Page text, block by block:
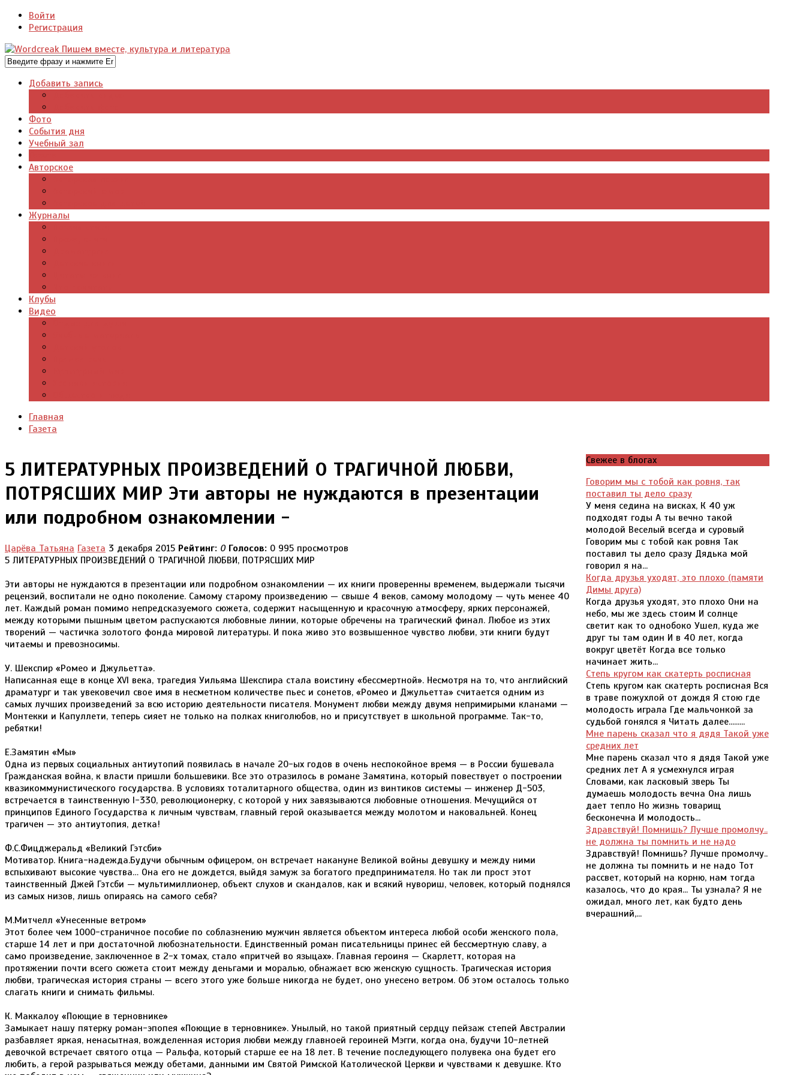
Войти
Регистрация
Добавить запись
Фото
События дня
Учебный зал
Авторское
Журналы
Клубы
Видео
Главная
Газета
5 ЛИТЕРАТУРНЫХ ПРОИЗВЕДЕНИЙ О ТРАГИЧНОЙ ЛЮБВИ,
ПОТРЯСШИХ МИР Эти авторы не нуждаются в презентации
или подробном ознакомлении -
Царёва Татьяна Газета 3 декабря 2015 Рейтинг: 0 Голосов: 0 995 просмотров
5 ЛИТЕРАТУРНЫХ ПРОИЗВЕДЕНИЙ О ТРАГИЧНОЙ ЛЮБВИ, ПОТРЯСШИХ МИР
Эти авторы не нуждаются в презентации или подробном ознакомлении — их книги проверенны временем, выдержали тысячи
рецензий, воспитали не одно поколение. Самому старому произведению — свыше 4 веков, самому молодому — чуть менее 40
лет. Каждый роман помимо непредсказуемого сюжета, содержит насыщенную и красочную атмосферу, ярких персонажей,
между которыми пышным цветом распускаются любовные линии, которые обречены на трагический финал. Любое из этих
творений — частичка золотого фонда мировой литературы. И пока живо это возвышенное чувство любви, эти книги будут
читаемы и превозносимы.
У. Шекспир «Ромео и Джульетта».
Написанная еще в конце XVI века, трагедия Уильяма Шекспира стала воистину «бессмертной». Несмотря на то, что английский
драматург и так увековечил свое имя в несметном количестве пьес и сонетов, «Ромео и Джульетта» считается одним из
самых лучших произведений за всю историю деятельности писателя. Монумент любви между двумя непримирыми кланами —
Монтекки и Капуллети, теперь сияет не только на полках книголюбов, но и присутствует в школьной программе. Так-то,
ребятки!
Е.Замятин «Мы»
Одна из первых социальных антиутопий появилась в начале 20-ых годов в очень неспокойное время — в России бушевала
Гражданская война, к власти пришли большевики. Все это отразилось в романе Замятина, который повествует о построении
квазикоммунистического государства. В условиях тоталитарного общества, один из винтиков системы — инженер Д-503,
встречается в таинственную I-330, революционерку, с которой у них завязываются любовные отношения. Мечущийся от
принципов Единого Государства к личным чувствам, главный герой оказывается между молотом и наковальней. Конец
трагичен — это антиутопия, детка!
Ф.С.Фицджеральд «Великий Гэтсби»
Мотиватор. Книга-надежда.Будучи обычным офицером, он встречает накануне Великой войны девушку и между ними
вспыхивают высокие чувства… Она его не дождется, выйдя замуж за богатого предпринимателя. Но так ли прост этот
таинственный Джей Гэтсби — мультимиллионер, объект слухов и скандалов, как и всякий нувориш, человек, который поднялся
из самых низов, лишь опираясь на самого себя?
М.Митчелл «Унесенные ветром»
Этот более чем 1000-страничное пособие по соблазнению мужчин является объектом интереса любой особи женского пола,
старше 14 лет и при достаточной любознательности. Единственный роман писательницы принес ей бессмертную славу, а
само произведение, заключенное в 2-х томах, стало «притчей во языцах». Главная героиня — Скарлетт, которая на
протяжении почти всего сюжета стоит между деньгами и моралью, обнажает всю женскую сущность. Трагическая история
любви, трагическая история страны — всего этого уже больше никогда не будет, оно унесено ветром. Об этом осталось только
слагать книги и снимать фильмы.
К. Маккалоу «Поющие в терновнике»
Замыкает нашу пятерку роман-эпопея «Поющие в терновнике». Унылый, но такой приятный сердцу пейзаж степей Австралии
разбавляет яркая, ненасытная, вожделенная история любви между главноей героиней Мэгги, когда она, будучи 10-летней
девочкой встречает святого отца — Ральфа, который старше ее на 18 лет. В течение последующего полувека она будет его
любить, а герой разрываться между обетами, данными им Святой Римской Католической Церкви и чувствами к девушке. Кто
Свежее в блогах
Говорим мы с тобой как ровня, так
поставил ты дело сразу
У меня седина на висках, К 40 уж
подходят годы А ты вечно такой
молодой Веселый всегда и суровый
Говорим мы с тобой как ровня Так
поставил ты дело сразу Дядька мой
говорил я на...
Когда друзья уходят, это плохо (памяти
Димы друга)
Когда друзья уходят, это плохо Они на
небо, мы же здесь стоим И солнце
светит как то однобоко Ушел, куда же
друг ты там один И в 40 лет, когда
вокруг цветёт Когда все только
начинает жить...
Степь кругом как скатерть росписная
Степь кругом как скатерть росписная Вся
в траве пожухлой от дождя Я стою где
молодость играла Где мальчонкой за
судьбой гонялся я Читать далее.........
Мне парень сказал что я дядя Такой уже
средних лет
Мне парень сказал что я дядя Такой уже
средних лет А я усмехнулся играя
Словами, как ласковый зверь Ты
думаешь молодость вечна Она лишь
дает тепло Но жизнь товарищ
бесконечна И молодость...
Здравствуй! Помнишь? Лучше промолчу..
не должна ты помнить и не надо
Здравствуй! Помнишь? Лучше промолчу..
не должна ты помнить и не надо Тот
рассвет, который на корню, нам тогда
казалось, что до края... Ты узнала? Я не
ожидал, много лет, как будто день
вчерашний,...